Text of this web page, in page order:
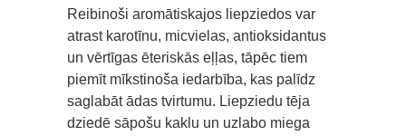
Reibinoši aromātiskajos liepziedos var
atrast karotīnu, micvielas, antioksidantus
un vērtīgas ēteriskās eļļas, tāpēc tiem
piemīt mīkstinoša iedarbība, kas palīdz
saglabāt ādas tvirtumu. Liepziedu tēja
dziedē sāpošu kaklu un uzlabo miega